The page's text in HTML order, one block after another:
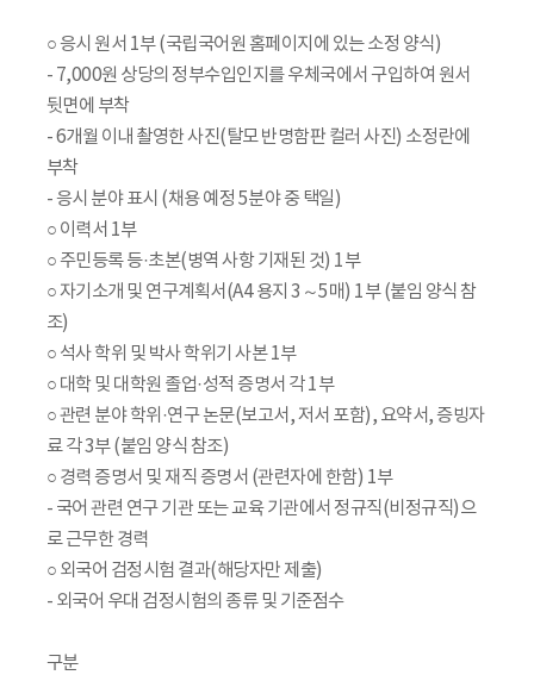
○ 응시 원서 1부 (국립국어원 홈페이지에 있는 소정 양식)
- 7,000원 상당의 정부수입인지를 우체국에서 구입하여 원서
뒷면에 부착
- 6개월 이내 촬영한 사진(탈모 반명함판 컬러 사진) 소정란에
부착
- 응시 분야 표시 (채용 예정 5분야 중 택일)
○ 이력서 1부
○ 주민등록 등·초본(병역 사항 기재된 것) 1부
○ 자기소개 및 연구계획서(A4 용지 3～5매) 1부 (붙임 양식 참
조)
○ 석사 학위 및 박사 학위기 사본 1부
○ 대학 및 대학원 졸업·성적 증명서 각 1부
○ 관련 분야 학위·연구 논문(보고서, 저서 포함), 요약서, 증빙자
료 각 3부 (붙임 양식 참조)
○ 경력 증명서 및 재직 증명서 (관련자에 한함) 1부
- 국어 관련 연구 기관 또는 교육 기관에서 정규직(비정규직)으
로 근무한 경력
○ 외국어 검정시험 결과(해당자만 제출)
- 외국어 우대 검정시험의 종류 및 기준점수
구분